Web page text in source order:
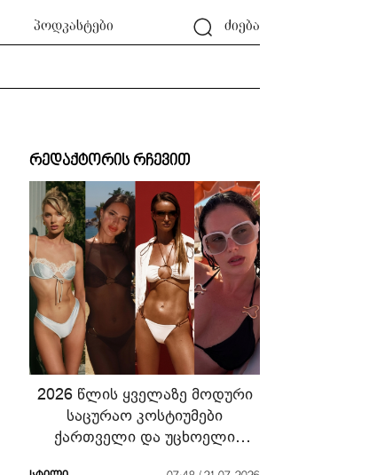
პოდკასტები ძიება
რედაქტორის რჩევით
2026 წლის ყველაზე მოდური
საცურაო კოსტიუმები
ქართველი და უცხოელი